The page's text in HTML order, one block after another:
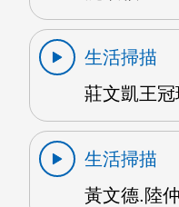
生活掃描
莊文凱王
生活掃描
黃文德.陸